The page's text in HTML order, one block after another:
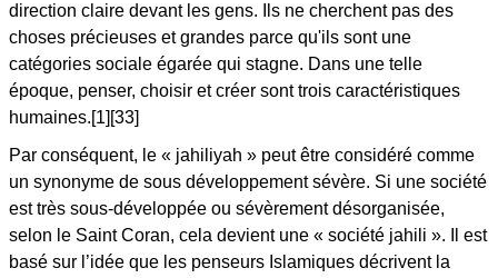
direction claire devant les gens. Ils ne cherchent pas des
choses précieuses et grandes parce qu'ils sont une
catégories sociale égarée qui stagne. Dans une telle
époque, penser, choisir et créer sont trois caractéristiques
humaines.[1][33]
Par conséquent, le « jahiliyah » peut être considéré comme
un synonyme de sous développement sévère. Si une société
est très sous-développée ou sévèrement désorganisée,
selon le Saint Coran, cela devient une « société jahili ». Il est
basé sur l’idée que les penseurs Islamiques décrivent la